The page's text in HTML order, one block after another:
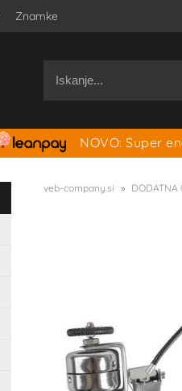
Znamke
NOVO: Super
veb-company.si DODATNA